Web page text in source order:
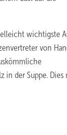
wichtigste
von
in der Suppe.